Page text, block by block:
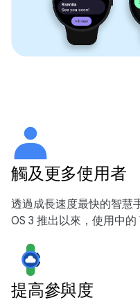
觸及更多使用者
透過成長速度最快的智慧
OS 3 推出以來，使用中的
提高參與度